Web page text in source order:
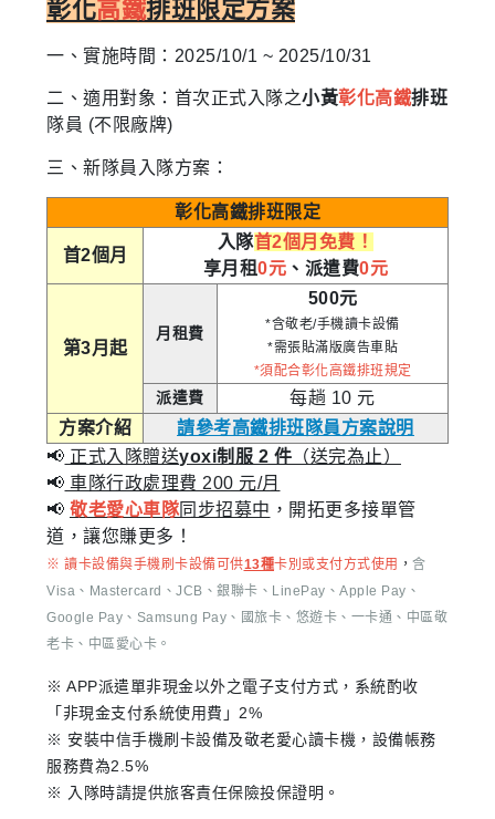
彰化高鐵排班限定方案
一、實施時間：2025/10/1 ~ 2025/10/31
二、適用對象：首次正式入隊之小黃彰化高鐵排班
隊員 (不限廠牌)
三、新隊員入隊方案：
彰化高鐵排班限定
首2個月
入隊首2個月免費！
享月租0元 、派遣費0元
第3月起
月租費
500元
*含敬老/手機讀卡設備
*需張貼滿版廣告車貼
*須配合彰化高鐵排班規定
派遣費
每趟 10 元
方案介紹
請參考高鐵排班隊員方案說明
📢 正式入隊贈送yoxi制服 2 件 （送完為止）
📢 車隊行政處理費 200 元/月
📢 敬老愛心車隊同步招募中 ，開拓更多接單管
道，讓您賺更多！
※ 讀卡設備與手機刷卡設備可供13種卡別或支付方式使用 ， 含
Visa、Mastercard、JCB、銀聯卡、LinePay、Apple Pay、
Google Pay、Samsung Pay、國旅卡、悠遊卡、一卡通、中區敬
老卡、中區愛心卡。
※ APP派遣單非現金以外之電子支付方式，系統酌收
「非現金支付系統使用費」2%
※ 安裝中信手機刷卡設備及敬老愛心讀卡機，設備帳務
服務費為2.5%
※ 入隊時請提供旅客責任保險投保證明。